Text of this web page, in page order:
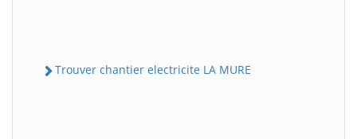
Trouver chantier electricite LA MURE